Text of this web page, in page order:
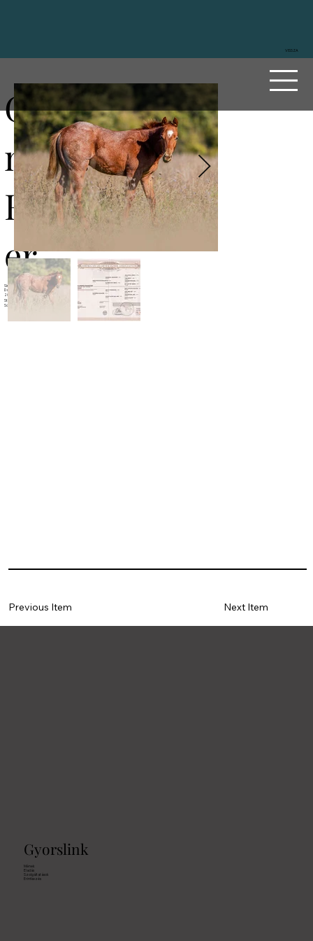
VISSZA
Glowi
ng
Roost
er
Sire
Reds Rooster Delmaso
Dam
Glowing Bluegirl
2024
Stallion
Sorrel
Previous Item Next Item
Gyorslink
Mének
Eladás
Szolgáltatások
Erintkezés